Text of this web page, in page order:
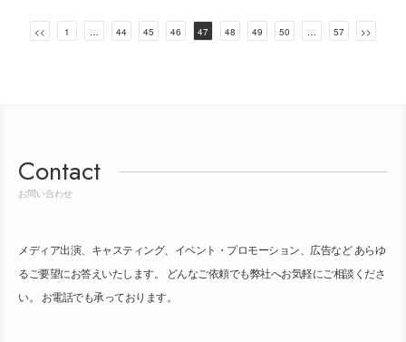
ゲ
ー
<< 1 … 44 45 46 47 48 49 50 … 57 >>
Contact
お問い合わせ
メディア出演、キャスティング、イベント・プロモーション、広告など あらゆ
るご要望にお答えいたします。 どんなご依頼でも弊社へお気軽にご相談くださ
い。 お電話でも承っております。